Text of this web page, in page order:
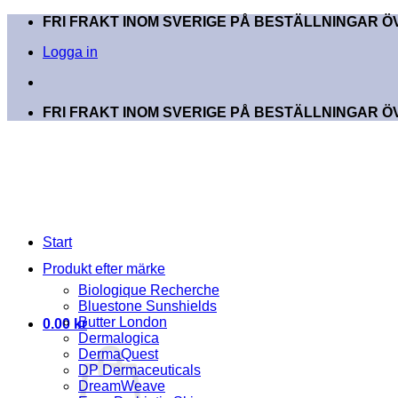
Skip
content
FRI FRAKT INOM SVERIGE PÅ BESTÄLLNINGAR
Logga in
FRI FRAKT INOM SVERIGE PÅ BESTÄLLNINGAR
0.00 kr
Start
Produkt efter märke
Biologique Recherche
Bluestone Sunshields
Butter London
Dermalogica
DermaQuest
DP Dermaceuticals
DreamWeave